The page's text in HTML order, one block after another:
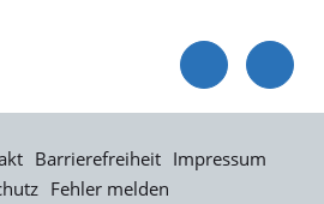
Barrierefreiheit Impressum
Fehler melden